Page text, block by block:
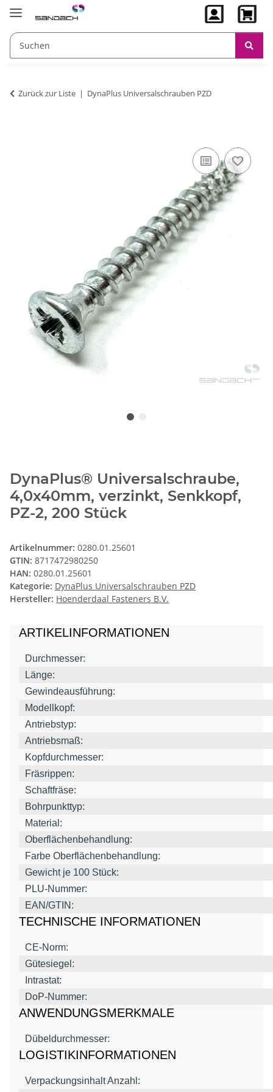
Zurück zur Liste DynaPlus Universalschrauben PZD
DynaPlus® Universalschraube,
4,0x40mm, verzinkt, Senkkopf,
PZ-2, 200 Stück
Artikelnummer: 0280.01.25601
GTIN: 8717472980250
HAN: 0280.01.25601
Kategorie: DynaPlus Universalschrauben PZD
Hersteller: Hoenderdaal Fasteners B.V.
ARTIKELINFORMATIONEN
Durchmesser:
Länge:
Gewindeausführung:
Modellkopf:
Antriebstyp:
Antriebsmaß:
Kopfdurchmesser:
Fräsrippen:
Schaftfräse:
Bohrpunkttyp:
Material:
Oberflächenbehandlung:
Farbe Oberflächenbehandlung:
Gewicht je 100 Stück:
PLU-Nummer:
EAN/GTIN:
TECHNISCHE INFORMATIONEN
CE-Norm:
Gütesiegel:
Intrastat:
DoP-Nummer:
ANWENDUNGSMERKMALE
Dübeldurchmesser:
LOGISTIKINFORMATIONEN
Verpackungsinhalt Anzahl: